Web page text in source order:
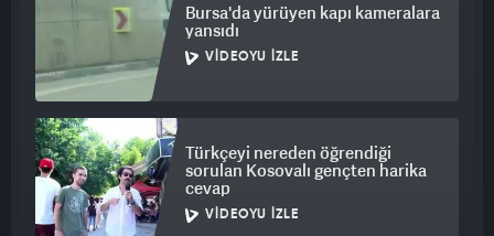
Bursa'da yürüyen kapı kameralara
yansıdı
VIDEOYU İZLE
Türkçeyi nereden öğrendiği
sorulan Kosovalı gençten harika
cevap
VIDEOYU İZLE